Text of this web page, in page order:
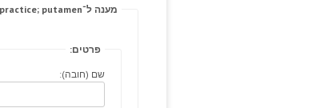
מענה ל־Check understands click here supplement practice; putamen.
פרטים:
שם (חובה):